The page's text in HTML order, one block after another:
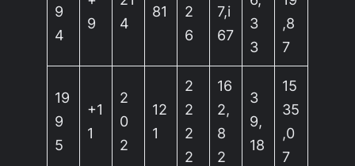
9
4
9
4
81
2
6
7,i
67
3
3
,8
7
19
9
5
+1
1
2
0
2
12
1
2
2
2
2
16
2,
8
2
3
9,
18
15
35
,0
7